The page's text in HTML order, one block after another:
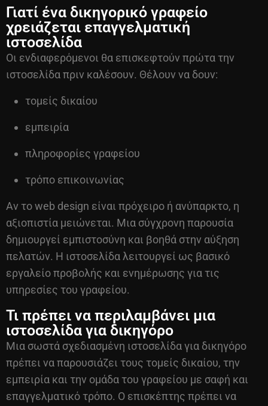
Γιατί ένα δικηγορικό γραφείο
χρειάζεται επαγγελματική
ιστοσελίδα
Οι ενδιαφερόμενοι θα επισκεφτούν πρώτα την
ιστοσελίδα πριν καλέσουν. Θέλουν να δουν:
τομείς δικαίου
εμπειρία
πληροφορίες γραφείου
τρόπο επικοινωνίας
Αν τοweb design είναι πρόχειρο ή ανύπαρκτο, η
αξιοπιστία μειώνεται. Μια σύγχρονη παρουσία
δημιουργεί εμπιστοσύνη και βοηθά στην αύξηση
πελατών. Η ιστοσελίδα λειτουργεί ως βασικό
εργαλείο προβολής και ενημέρωσης για τις
υπηρεσίες του γραφείου.
Τι πρέπει να περιλαμβάνει μια
ιστοσελίδα για δικηγόρο
Μια σωστά σχεδιασμένη ιστοσελίδα για δικηγόρο
πρέπει να παρουσιάζει τους τομείς δικαίου, την
εμπειρία και την ομάδα του γραφείου με σαφή και
επαγγελματικό τρόπο. Ο επισκέπτης πρέπει να